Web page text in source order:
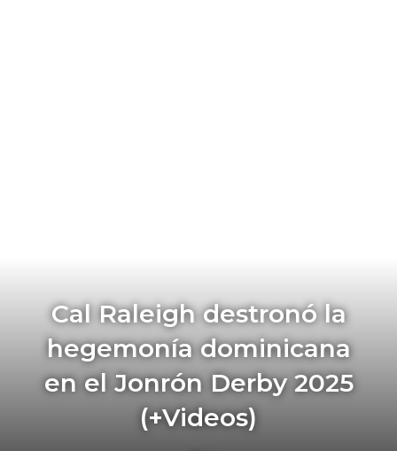
Cal Raleigh destronó la
hegemonía dominicana
en el Jonrón Derby 2025
(+Videos)